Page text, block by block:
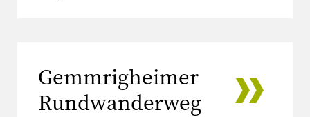
Gemmrigheimer
Rundwanderweg